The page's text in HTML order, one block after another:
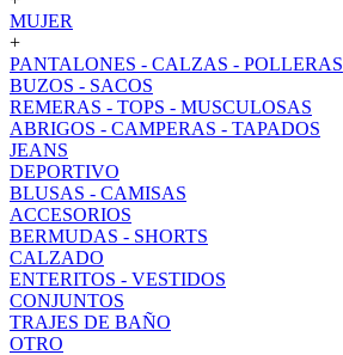
MUJER
+
PANTALONES - CALZAS - POLLERAS
BUZOS - SACOS
REMERAS - TOPS - MUSCULOSAS
ABRIGOS - CAMPERAS - TAPADOS
JEANS
DEPORTIVO
BLUSAS - CAMISAS
ACCESORIOS
BERMUDAS - SHORTS
CALZADO
ENTERITOS - VESTIDOS
CONJUNTOS
TRAJES DE BAÑO
OTRO